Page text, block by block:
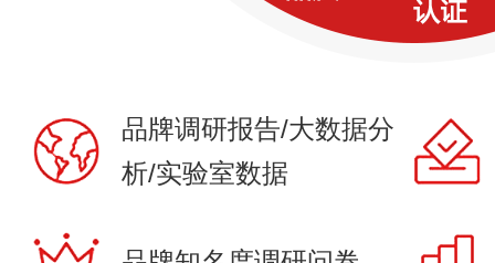
品牌调研报告/大数据分
析/实验室数据